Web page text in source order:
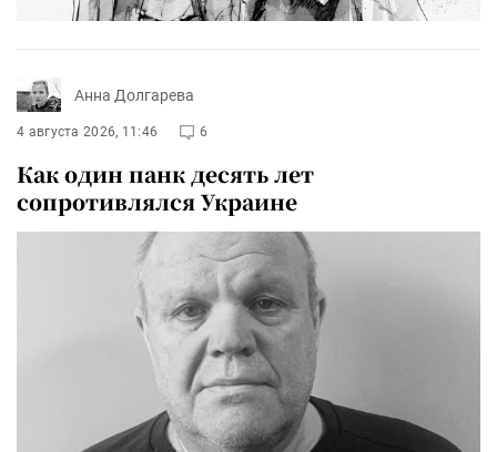
Анна Долгарева
4 августа 2026, 11:46 6
Как один панк десять лет
сопротивлялся Украине